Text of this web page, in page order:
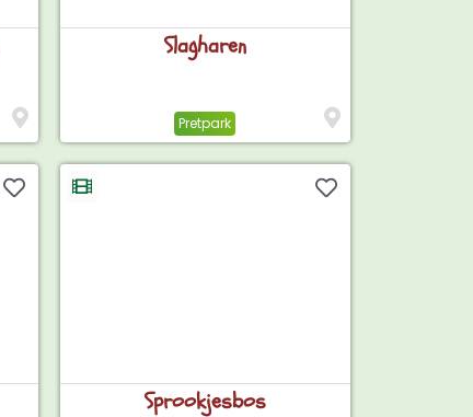
Slagharen
Pretpark
Sprookjesbos